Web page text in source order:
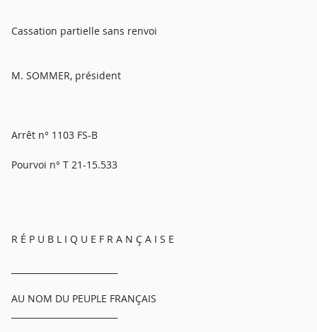
Cassation partielle sans renvoi
M. SOMMER, président
Arrêt n° 1103 FS-B
Pourvoi n° T 21-15.533
R É P U B L I Q U E F R A N Ç A I S E
AU NOM DU PEUPLE FRANÇAIS